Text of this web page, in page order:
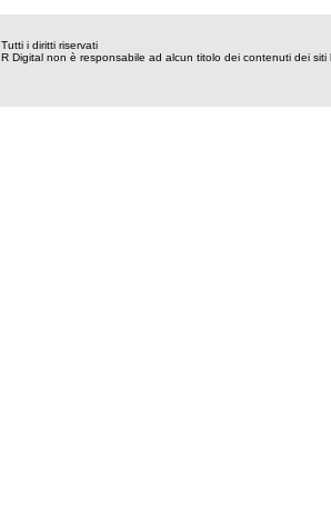
Tutti i diritti riservati
R Digital non è responsabile ad alcun titolo dei contenuti dei siti